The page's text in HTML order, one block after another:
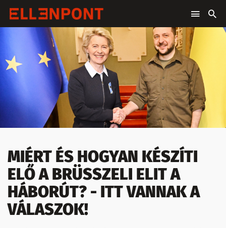
MIÉRT ÉS HOGYAN KÉSZÍTI
ELŐ A BRÜSSZELI ELIT A
HÁBORÚT? - ITT VANNAK A
VÁLASZOK!